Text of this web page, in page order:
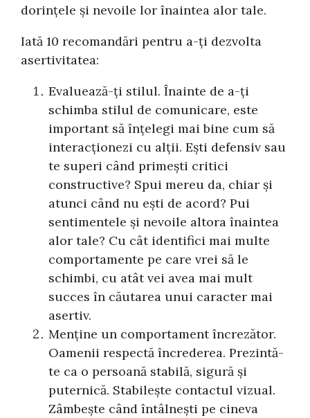
dorințele și nevoile lor înaintea alor tale.
Iată 10 recomandări pentru a-ți dezvolta
asertivitatea:
Evaluează-ți stilul. Înainte de a-ți
schimba stilul de comunicare, este
important să înțelegi mai bine cum să
interacționezi cu alții. Ești defensiv sau
te superi când primești critici
constructive? Spui mereu da, chiar și
atunci când nu ești de acord? Pui
sentimentele și nevoile altora înaintea
alor tale? Cu cât identifici mai multe
comportamente pe care vrei să le
schimbi, cu atât vei avea mai mult
succes în căutarea unui caracter mai
asertiv.
Menține un comportament încrezător.
Oamenii respectă încrederea. Prezintă-
te ca o persoană stabilă, sigură și
puternică. Stabilește contactul vizual.
Zâmbește când întâlnești pe cineva